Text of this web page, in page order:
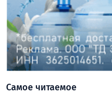
Самое читаемое